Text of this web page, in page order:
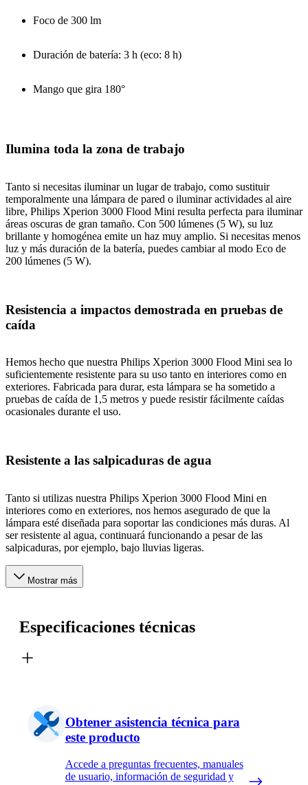
Foco de 300 lm
Duración de batería: 3 h (eco: 8 h)
Mango que gira 180°
Ilumina toda la zona de trabajo
Tanto si necesitas iluminar un lugar de trabajo, como sustituir
temporalmente una lámpara de pared o iluminar actividades al aire
libre, Philips Xperion 3000 Flood Mini resulta perfecta para iluminar
áreas oscuras de gran tamaño. Con 500 lúmenes (5 W), su luz
brillante y homogénea emite un haz muy amplio. Si necesitas menos
luz y más duración de la batería, puedes cambiar al modo Eco de
200 lúmenes (5 W).
Resistencia a impactos demostrada en pruebas de
caída
Hemos hecho que nuestra Philips Xperion 3000 Flood Mini sea lo
suficientemente resistente para su uso tanto en interiores como en
exteriores. Fabricada para durar, esta lámpara se ha sometido a
pruebas de caída de 1,5 metros y puede resistir fácilmente caídas
ocasionales durante el uso.
Resistente a las salpicaduras de agua
Tanto si utilizas nuestra Philips Xperion 3000 Flood Mini en
interiores como en exteriores, nos hemos asegurado de que la
lámpara esté diseñada para soportar las condiciones más duras. Al
ser resistente al agua, continuará funcionando a pesar de las
salpicaduras, por ejemplo, bajo lluvias ligeras.
Mostrar más
Especificaciones técnicas
Obtener asistencia técnica para
este producto
Accede a preguntas frecuentes, manuales
de usuario, información de seguridad y